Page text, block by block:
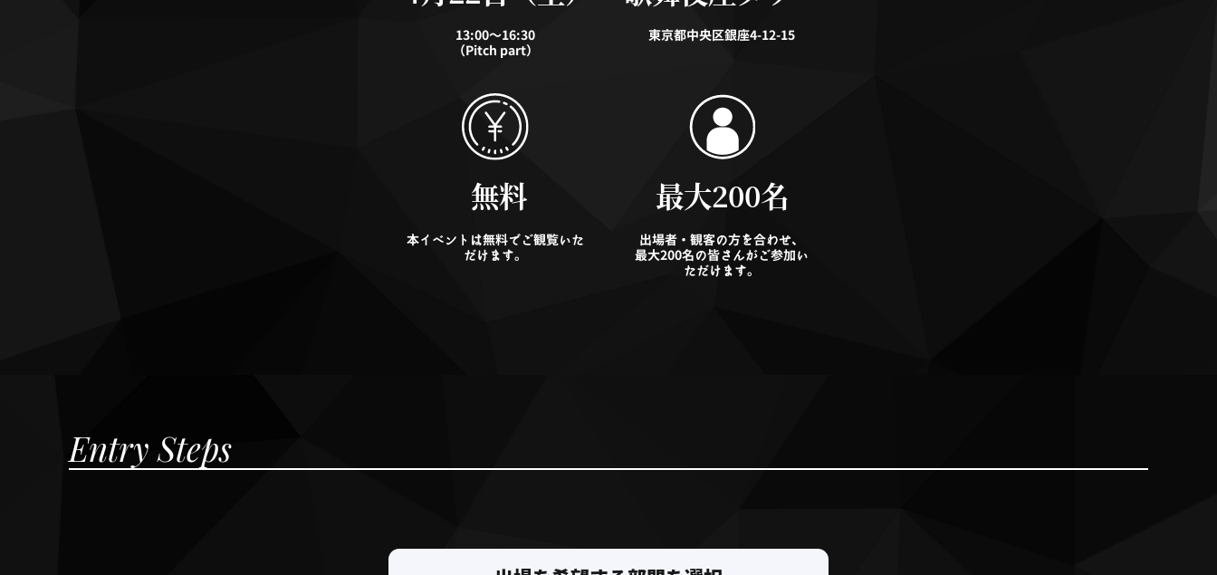
13:00～16:30
（Pitch part）
無料
本イベントは無料でご観覧いた
だけます。
東京都中央区銀座4-12-15
最大200名
出場者・観客の方を合わせ、
最大200名の皆さんがご参加い
ただけます。
Entry Steps